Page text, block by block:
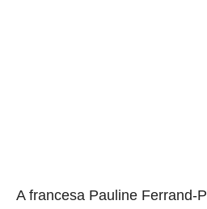
A francesa Pauline Ferrand-